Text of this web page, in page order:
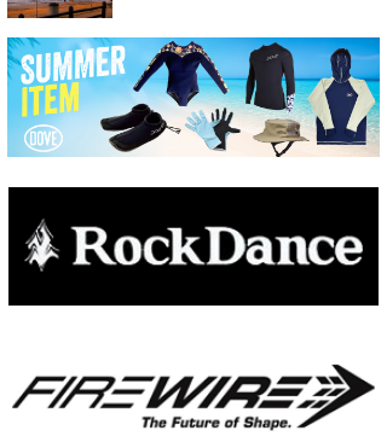
三輪予報士
小川予報士
上田純子
上條将美
SancheZ
ゴン
wanda